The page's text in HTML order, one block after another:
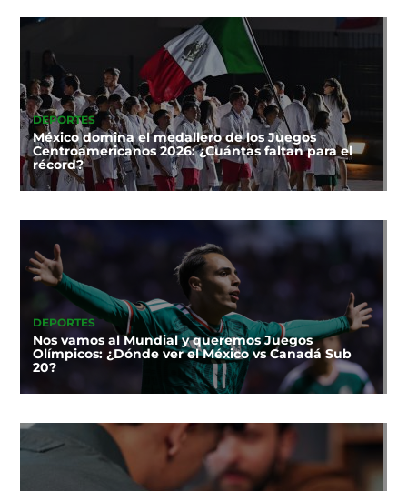
DEPORTES
México domina el medallero de los Juegos
Centroamericanos 2026: ¿Cuántas faltan para el
récord?
DEPORTES
Nos vamos al Mundial y queremos Juegos
Olímpicos: ¿Dónde ver el México vs Canadá Sub
20?